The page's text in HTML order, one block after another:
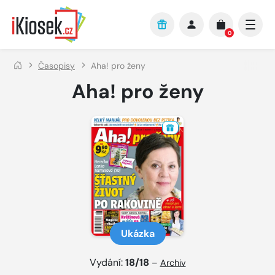
Přejít na hlavní obsah
0
Časopisy Aha! pro ženy
Aha! pro ženy
Ukázka
Vydání:18/18 – Archiv